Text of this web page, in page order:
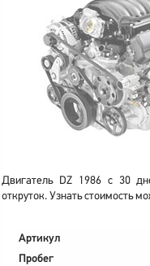
Двигатель DZ 1986 с 30
откруток. Узнать стоимость
Артикул
Пробег